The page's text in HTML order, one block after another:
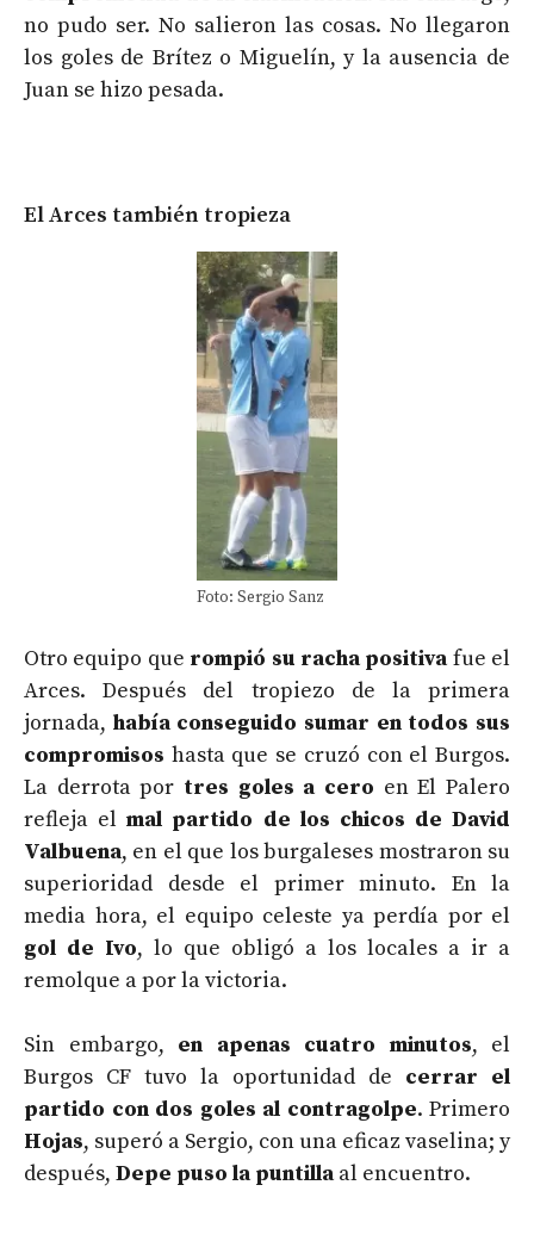
no pudo ser. No salieron las cosas. No llegaron
los goles de Brítez o Miguelín, y la ausencia de
Juan se hizo pesada.
El Arces también tropieza
Foto: Sergio Sanz
Otro equipo que rompió su racha positiva fue el
Arces. Después del tropiezo de la primera
jornada, había conseguido sumar en todos sus
compromisos hasta que se cruzó con el Burgos.
La derrota por tres goles a cero en El Palero
refleja elmal partido de los chicos de David
Valbuena, en el que los burgaleses mostraron su
superioridad desde el primer minuto. En la
media hora, el equipo celeste ya perdía por el
gol de Ivo, lo que obligó a los locales a ir a
remolque a por la victoria.
Sin embargo, en apenas cuatro minutos, el
Burgos CF tuvo la oportunidad de cerrar el
partido con dos goles al contragolpe. Primero
Hojas, superó a Sergio, con una eficaz vaselina; y
después, Depe puso la puntilla al encuentro.